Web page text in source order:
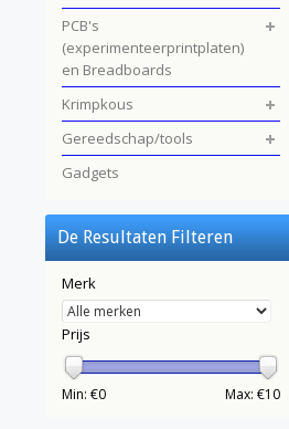
PCB's
(experimenteerprintplaten)
en Breadboards
Krimpkous
Gereedschap/tools
Gadgets
De Resultaten Filteren
Merk
Prijs
Min: €0 Max: €10